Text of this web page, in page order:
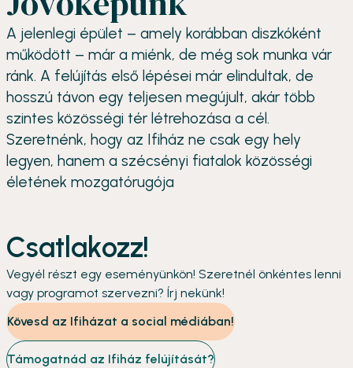
A jelenlegi épület – amely korábban diszkóként
működött – már a miénk, de még sok munka vár
ránk. A felújítás első lépései már elindultak, de
hosszú távon egy teljesen megújult, akár több
szintes közösségi tér létrehozása a cél.
Szeretnénk, hogy az Ifiház ne csak egy hely
legyen, hanem a szécsényi fiatalok közösségi
életének mozgatórugója
Csatlakozz!
Vegyél részt egy eseményünkön! Szeretnél önkéntes lenni
vagy programot szervezni? Írj nekünk!
Kövesd az Ifiházat a social médiában!
Támogatnád az Ifiház felújítását?